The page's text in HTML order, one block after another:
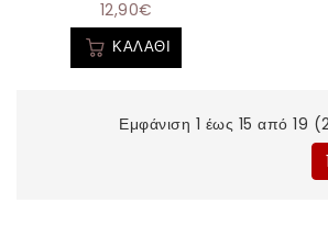
12,90€
ΚΑΛΆΘΙ
Εμφάνιση 1 έως 15 από 19
1